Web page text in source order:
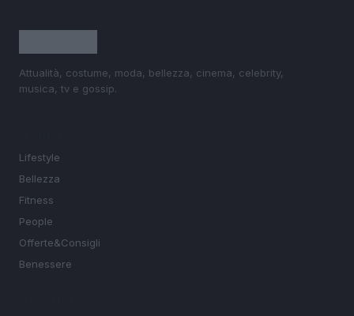
Attualità, costume, moda, bellezza, cinema, celebrity,
musica, tv e gossip.
Lifestyle
Bellezza
Fitness
People
Offerte&Consigli
Benessere